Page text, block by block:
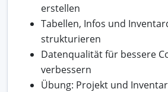
erstellen
Tabellen, Infos und
strukturieren
Datenqualität für bessere
verbessern
Übung: Projekt und